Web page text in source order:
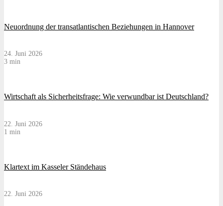
Neuordnung der transatlantischen Beziehungen in Hannover
24. Juni 2026
3 min
Wirtschaft als Sicherheitsfrage: Wie verwundbar ist Deutschland?
22. Juni 2026
1 min
Klartext im Kasseler Ständehaus
22. Juni 2026